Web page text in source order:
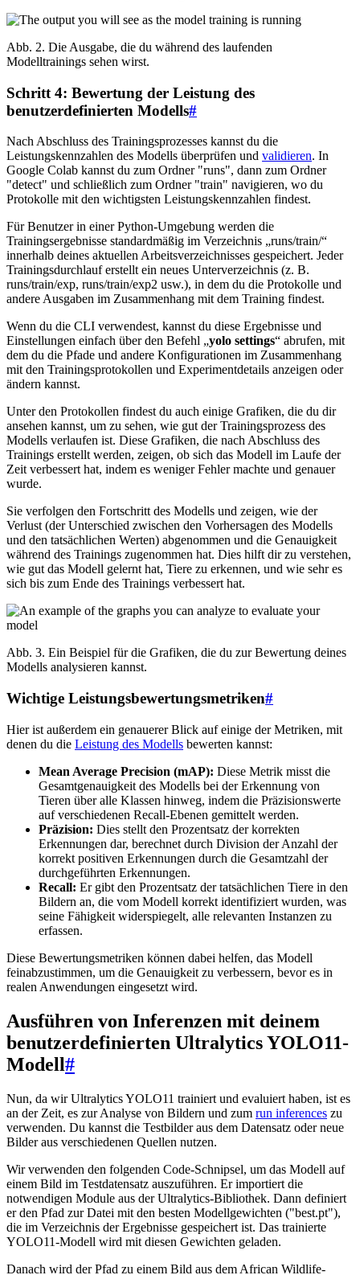
Abb. 2. Die Ausgabe, die du während des laufenden
Modelltrainings sehen wirst.
Schritt 4: Bewertung der Leistung des
benutzerdefinierten Modells#
Nach Abschluss des Trainingsprozesses kannst du die
Leistungskennzahlen des Modells überprüfen und validieren. In
Google Colab kannst du zum Ordner "runs", dann zum Ordner
"detect" und schließlich zum Ordner "train" navigieren, wo du
Protokolle mit den wichtigsten Leistungskennzahlen findest.
Für Benutzer in einer Python-Umgebung werden die
Trainingsergebnisse standardmäßig im Verzeichnis „runs/train/“
innerhalb deines aktuellen Arbeitsverzeichnisses gespeichert. Jeder
Trainingsdurchlauf erstellt ein neues Unterverzeichnis (z. B.
runs/train/exp, runs/train/exp2 usw.), in dem du die Protokolle und
andere Ausgaben im Zusammenhang mit dem Training findest.
Wenn du die CLI verwendest, kannst du diese Ergebnisse und
Einstellungen einfach über den Befehl „yolo settings“ abrufen, mit
dem du die Pfade und andere Konfigurationen im Zusammenhang
mit den Trainingsprotokollen und Experimentdetails anzeigen oder
ändern kannst.
Unter den Protokollen findest du auch einige Grafiken, die du dir
ansehen kannst, um zu sehen, wie gut der Trainingsprozess des
Modells verlaufen ist. Diese Grafiken, die nach Abschluss des
Trainings erstellt werden, zeigen, ob sich das Modell im Laufe der
Zeit verbessert hat, indem es weniger Fehler machte und genauer
wurde.
Sie verfolgen den Fortschritt des Modells und zeigen, wie der
Verlust (der Unterschied zwischen den Vorhersagen des Modells
und den tatsächlichen Werten) abgenommen und die Genauigkeit
während des Trainings zugenommen hat. Dies hilft dir zu verstehen,
wie gut das Modell gelernt hat, Tiere zu erkennen, und wie sehr es
sich bis zum Ende des Trainings verbessert hat.
Abb. 3. Ein Beispiel für die Grafiken, die du zur Bewertung deines
Modells analysieren kannst.
Wichtige Leistungsbewertungsmetriken#
Hier ist außerdem ein genauerer Blick auf einige der Metriken, mit
denen du die Leistung des Modells bewerten kannst:
Mean Average Precision (mAP): Diese Metrik misst die
Gesamtgenauigkeit des Modells bei der Erkennung von
Tieren über alle Klassen hinweg, indem die Präzisionswerte
auf verschiedenen Recall-Ebenen gemittelt werden.
Präzision: Dies stellt den Prozentsatz der korrekten
Erkennungen dar, berechnet durch Division der Anzahl der
korrekt positiven Erkennungen durch die Gesamtzahl der
durchgeführten Erkennungen.
Recall: Er gibt den Prozentsatz der tatsächlichen Tiere in den
Bildern an, die vom Modell korrekt identifiziert wurden, was
seine Fähigkeit widerspiegelt, alle relevanten Instanzen zu
erfassen.
Diese Bewertungsmetriken können dabei helfen, das Modell
feinabzustimmen, um die Genauigkeit zu verbessern, bevor es in
realen Anwendungen eingesetzt wird.
Ausführen von Inferenzen mit deinem
benutzerdefinierten Ultralytics YOLO11-
Modell#
Nun, da wir Ultralytics YOLO11 trainiert und evaluiert haben, ist es
an der Zeit, es zur Analyse von Bildern und zum run inferences zu
verwenden. Du kannst die Testbilder aus dem Datensatz oder neue
Bilder aus verschiedenen Quellen nutzen.
Wir verwenden den folgenden Code-Schnipsel, um das Modell auf
einem Bild im Testdatensatz auszuführen. Er importiert die
notwendigen Module aus der Ultralytics-Bibliothek. Dann definiert
er den Pfad zur Datei mit den besten Modellgewichten ("best.pt"),
die im Verzeichnis der Ergebnisse gespeichert ist. Das trainierte
YOLO11-Modell wird mit diesen Gewichten geladen.
Danach wird der Pfad zu einem Bild aus dem African Wildlife-